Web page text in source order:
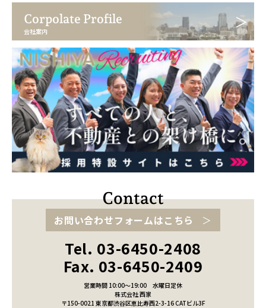
Corpolate Profile
会社案内
お問い合わせフォームはこちら
Tel. 03-6450-2408
Fax. 03-6450-2409
営業時間 10:00～19:00
水曜日定休
株式会社 西家
〒150-0021 東京都渋谷区恵比寿西2-3-16 CATビル3F